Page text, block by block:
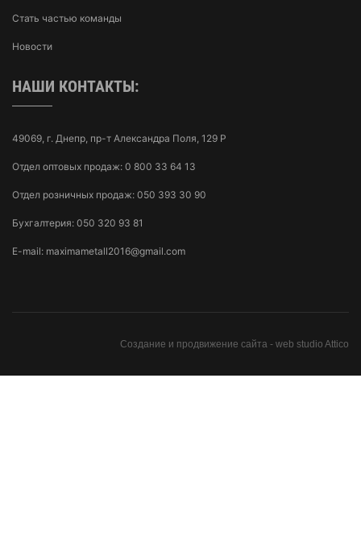
Стать частью команды
Новости
НАШИ КОНТАКТЫ:
49069, г. Днепр, пр-т Александра Поля, 129 Р
Отдел оптовых продаж: 0 800 33 64 13
Отдел розничных продаж: 050 393 30 90
Бухгалтерия: 050 320 93 81
E-mail: maximametall2016@gmail.com
Создание и продвижение сайта - web studio Attico